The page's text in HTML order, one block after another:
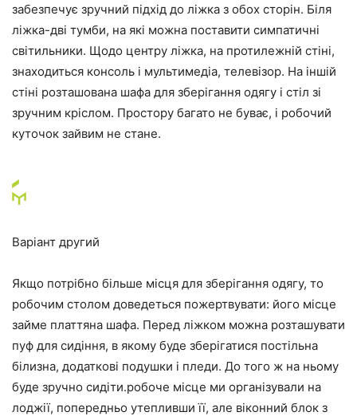
забезпечує зручний підхід до ліжка з обох сторін. Біля
ліжка-дві тумби, на які можна поставити симпатичні
світильники. Щодо центру ліжка, на протилежній стіні,
знаходиться консоль і мультимедіа, телевізор. На іншій
стіні розташована шафа для зберігання одягу і стіл зі
зручним кріслом. Простору багато не буває, і робочий
куточок зайвим не стане.
Варіант другий
Якщо потрібно більше місця для зберігання одягу, то
робочим столом доведеться пожертвувати: його місце
займе платтяна шафа. Перед ліжком можна розташувати
пуф для сидіння, в якому буде зберігатися постільна
білизна, додаткові подушки і пледи. До того ж на ньому
буде зручно сидіти.робоче місце ми організували на
лоджії, попередньо утепливши її, але віконний блок з